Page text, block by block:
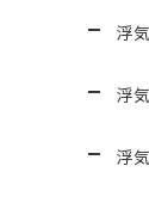
浮
浮
浮